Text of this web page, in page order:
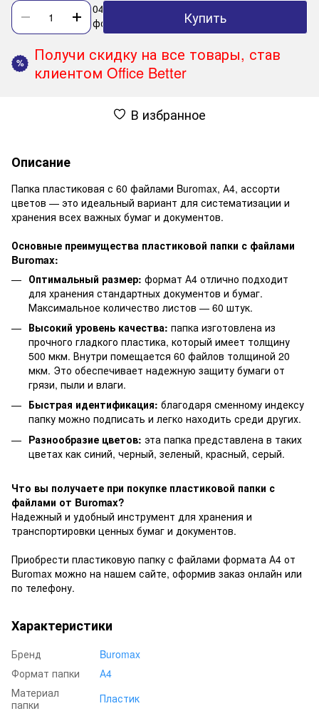
Купить
%
Получи скидку на все товары, став
клиентом Office Better
В избранное
Описание
Папка пластиковая с 60 файлами Buromax, А4, ассорти
цветов — это идеальный вариант для систематизации и
хранения всех важных бумаг и документов.
Основные преимущества пластиковой папки с файлами
Buromax:
Оптимальный размер: формат А4 отлично подходит
для хранения стандартных документов и бумаг.
Максимальное количество листов — 60 штук.
Высокий уровень качества: папка изготовлена ​​из
прочного гладкого пластика, который имеет толщину
500 мкм. Внутри помещается 60 файлов толщиной 20
мкм. Это обеспечивает надежную защиту бумаги от
грязи, пыли и влаги.
Быстрая идентификация: благодаря сменному индексу
папку можно подписать и легко находить среди других.
Разнообразие цветов: эта папка представлена ​​в таких
цветах как синий, черный, зеленый, красный, серый.
Что вы получаете при покупке пластиковой папки с
файлами от Buromax?
Надежный и удобный инструмент для хранения и
транспортировки ценных бумаг и документов.
Приобрести пластиковую папку с файлами формата А4 от
Buromax можно на нашем сайте, оформив заказ онлайн или
по телефону.
Характеристики
Бренд
Buromax
Формат папки
А4
Материал
папки
Пластик